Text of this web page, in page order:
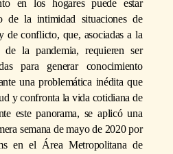
en los hogares puede estar
de la intimidad situaciones de
de conflicto, que, asociadas a la
de la pandemia, requieren ser
para generar conocimiento
una problemática inédita que
y confronta la vida cotidiana de
este panorama, se aplicó una
semana de mayo de 2020 por
en el Área Metropolitana de